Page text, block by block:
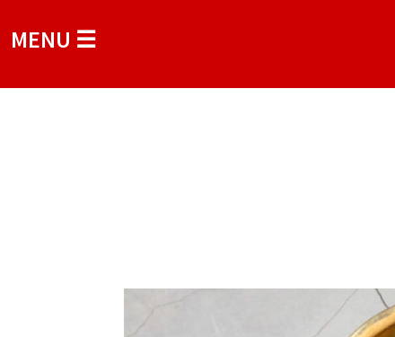
MENU ☰